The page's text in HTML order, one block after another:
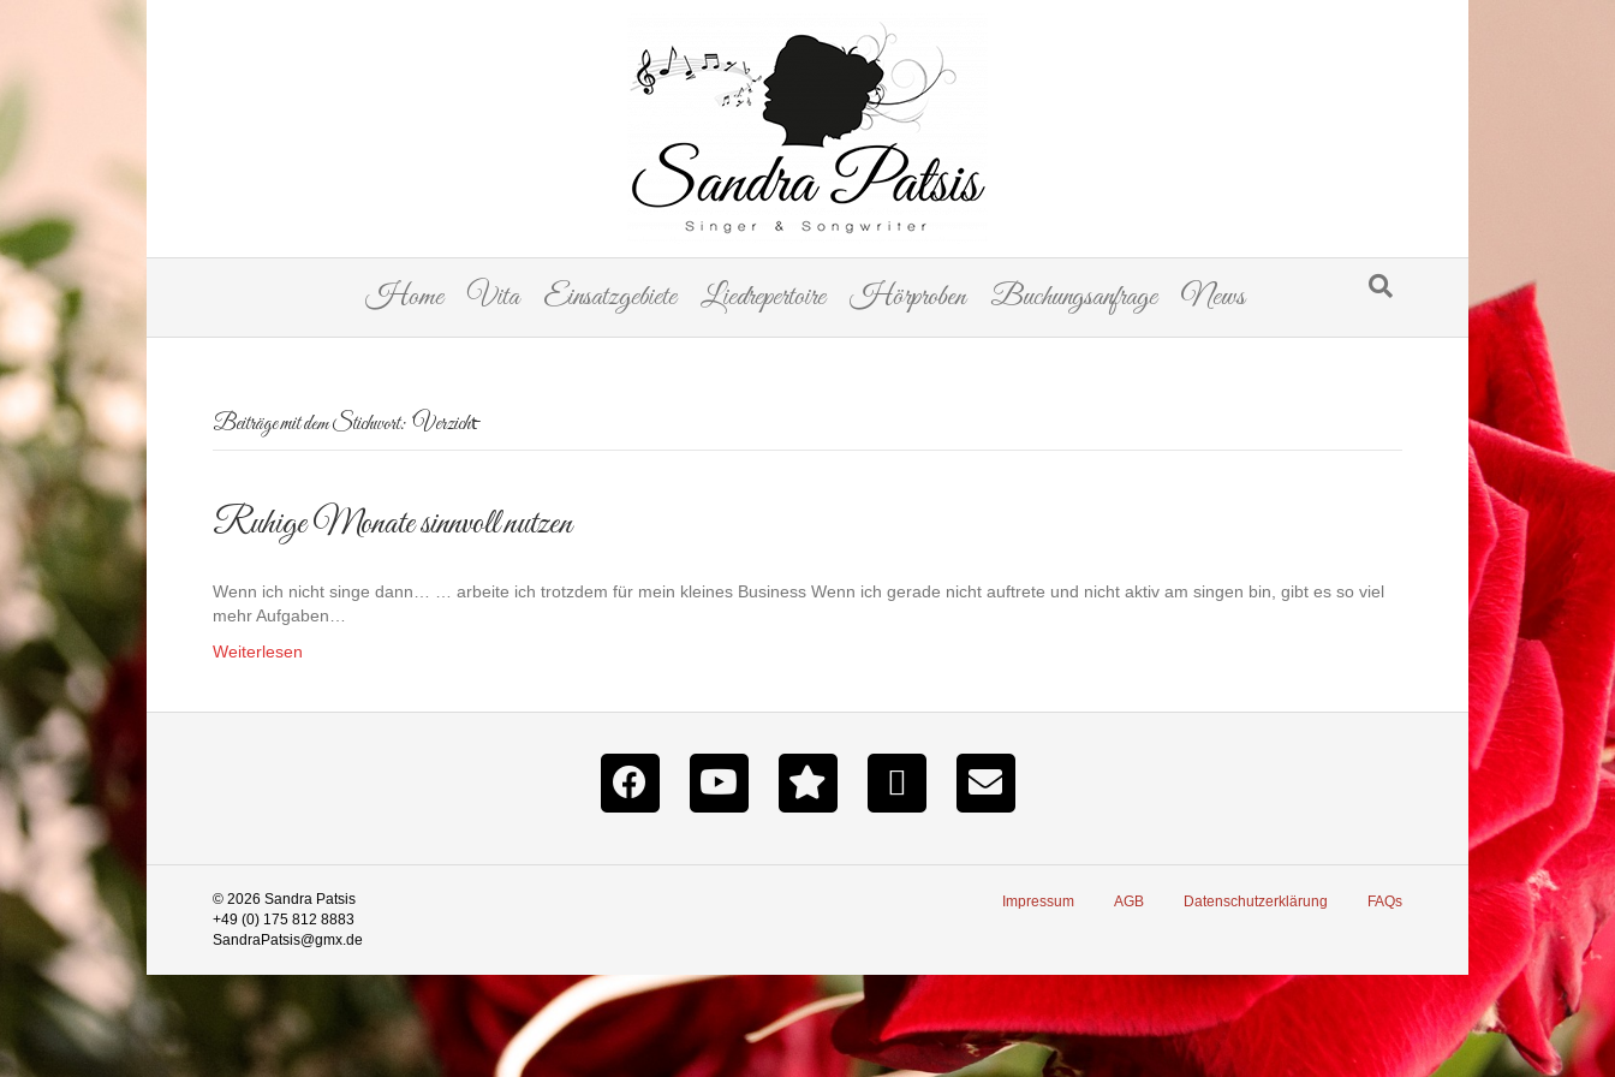
Home Vita Einsatzgebiete Liedrepertoire Hörproben Buchungsanfrage News
Beiträge mit dem Stichwort: ‘Verzicht̵
Ruhige Monate sinnvoll nutzen
Wenn ich nicht singe dann… … arbeite ich trotzdem für mein kleines Business Wenn ich gerade nicht auftrete und nicht aktiv am singen bin, gibt es so viel
mehr Aufgaben…
Weiterlesen
© 2026 Sandra Patsis
+49 (0) 175 812 8883
SandraPatsis@gmx.de
Impressum AGB Datenschutzerklärung FAQs